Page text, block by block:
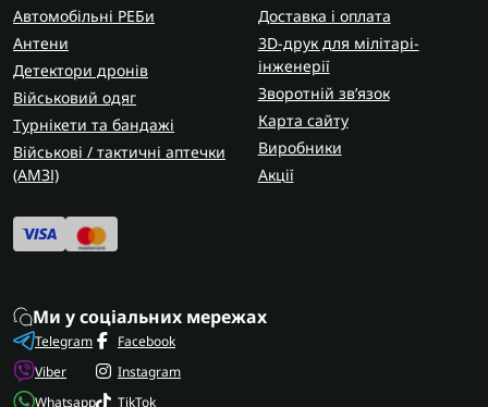
Автомобільні РЕБи
Антени
Детектори дронів
Військовий одяг
Турнікети та бандажі
Військові / тактичні аптечки
(AMЗІ)
Доставка і оплата
3D-друк для мілітарі-
інженерії
Зворотній зв’язок
Карта сайту
Виробники
Акції
Ми у соціальних мережах
Telegram
Viber
Whatsapp
Facebook
Instagram
TikTok